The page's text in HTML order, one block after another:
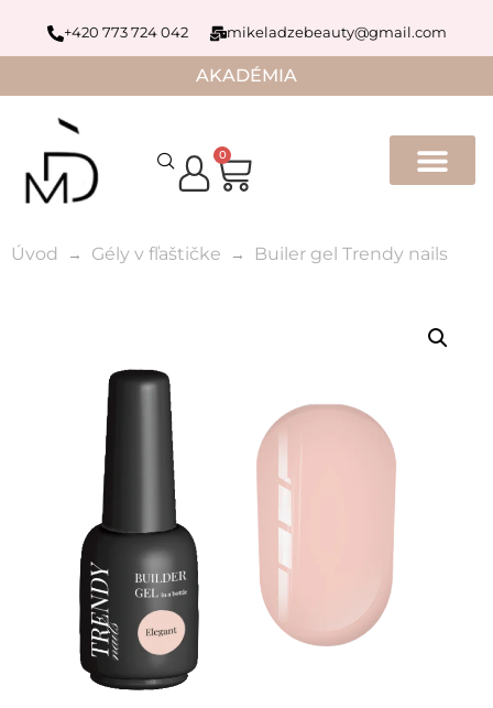
+420 773 724 042 mikeladzebeauty@gmail.com
AKADÉMIA
0
Úvod Gély v fľaštičke Builer gel Trendy nails